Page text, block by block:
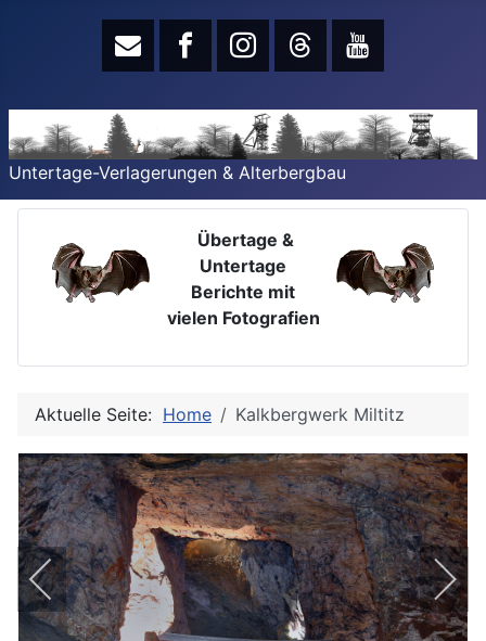
Untertage-Verlagerungen & Alterbergbau
Übertage &
Untertage
Berichte mit
vielen Fotografien
Aktuelle Seite: Home Kalkbergwerk Miltitz